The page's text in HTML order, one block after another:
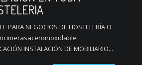
PARA NEGOCIOS DE HOSTELERÍA O
INSTALACIÓN DE MOBILIARIO...